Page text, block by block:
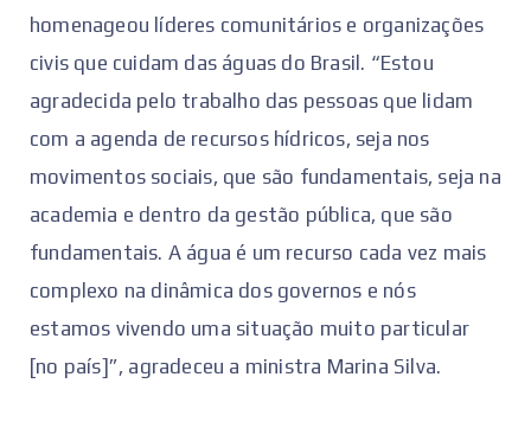
homenageou líderes comunitários e organizações
civis que cuidam das águas do Brasil. “Estou
agradecida pelo trabalho das pessoas que lidam
com a agenda de recursos hídricos, seja nos
movimentos sociais, que são fundamentais, seja na
academia e dentro da gestão pública, que são
fundamentais. A água é um recurso cada vez mais
complexo na dinâmica dos governos e nós
estamos vivendo uma situação muito particular
[no país]”, agradeceu a ministra Marina Silva.